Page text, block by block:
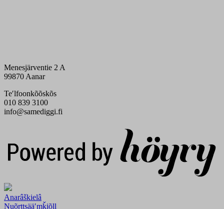
Menesjärventie 2 A
99870 Aanar
Teʹlfoonkõõskõs
010 839 3100
info@samediggi.fi
Anarâškielâ
Nuõrttsääʹmǩiõll